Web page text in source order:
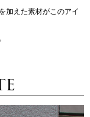
加えた素材がこのアイ